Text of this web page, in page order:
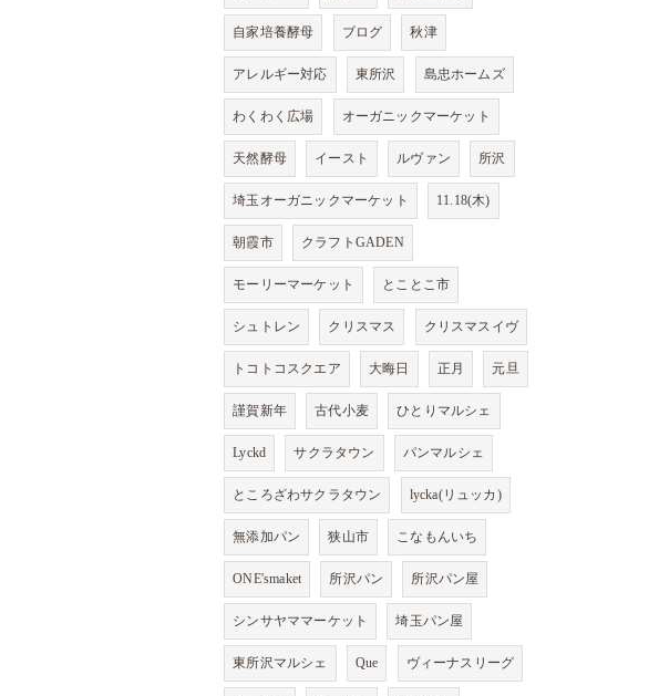
自家培養酵母 ブログ 秋津
アレルギー対応 東所沢 島忠ホームズ
わくわく広場 オーガニックマーケット
天然酵母 イースト ルヴァン 所沢
埼玉オーガニックマーケット 11.18(木)
朝霞市 クラフトGADEN
モーリーマーケット とことこ市
シュトレン クリスマス クリスマスイヴ
トコトコスクエア 大晦日 正月 元旦
謹賀新年 古代小麦 ひとりマルシェ
Lyckd サクラタウン パンマルシェ
ところざわサクラタウン lycka(リュッカ)
無添加パン 狭山市 こなもんいち
ONE'smaket 所沢パン 所沢パン屋
シンサヤママーケット 埼玉パン屋
東所沢マルシェ Que ヴィーナスリーグ